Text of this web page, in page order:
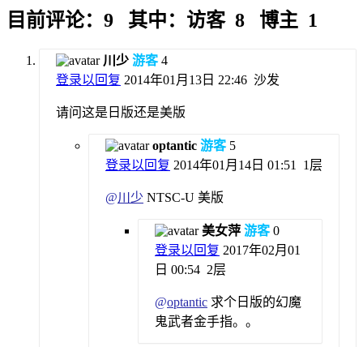
目前评论：9 其中：访客 8 博主 1
川少 游客 4
登录以回复 2014年01月13日 22:46 沙发
请问这是日版还是美版
optantic 游客 5
登录以回复 2014年01月14日 01:51 1层
@川少 NTSC-U 美版
美女萍 游客 0
登录以回复 2017年02月01
日 00:54 2层
@optantic 求个日版的幻魔
鬼武者金手指。。